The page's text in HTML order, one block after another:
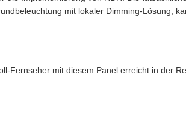
mit lokaler Dimming-Lösung,
mit diesem Panel erreicht in der